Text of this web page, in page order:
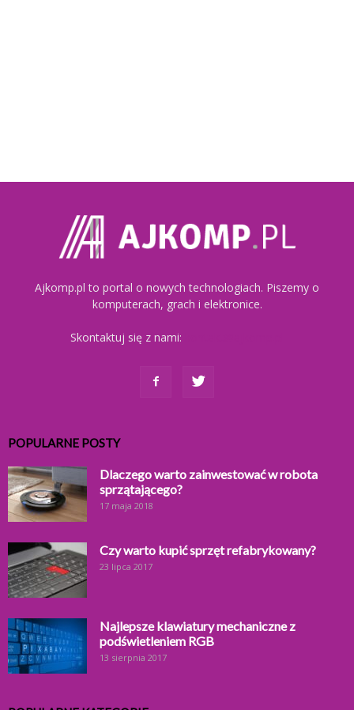
Ajkomp.pl to portal o nowych technologiach. Piszemy o
komputerach, grach i elektronice.
Skontaktuj się z nami:
POPULARNE POSTY
Dlaczego warto zainwestować w robota
sprzątającego?
17 maja 2018
Czy warto kupić sprzęt refabrykowany?
23 lipca 2017
Najlepsze klawiatury mechaniczne z
podświetleniem RGB
13 sierpnia 2017